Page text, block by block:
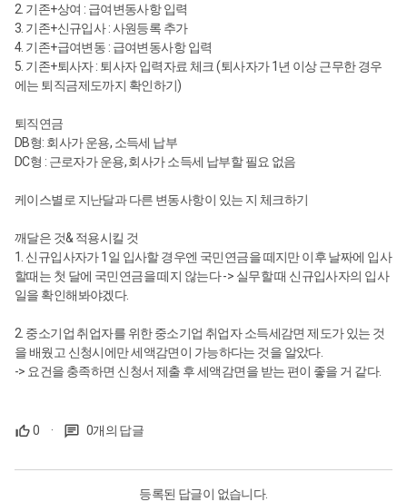
2. 기존+상여 : 급여변동사항 입력
3. 기존+신규입사 : 사원등록 추가
4. 기존+급여변동 : 급여변동사항 입력
5. 기존+퇴사자 : 퇴사자 입력자료 체크 (퇴사자가 1년 이상 근무한 경우
에는 퇴직금제도까지 확인하기)
퇴직연금
DB형: 회사가 운용, 소득세 납부
DC형 : 근로자가 운용, 회사가 소득세 납부할 필요 없음
케이스별로 지난달과 다른 변동사항이 있는 지 체크하기
깨달은 것& 적용시킬 것
1. 신규입사자가 1일 입사할 경우엔 국민연금을 떼지만 이후 날짜에 입사
할때는 첫 달에 국민연금을 떼지 않는다 -> 실무할 때 신규입사자의 입사
일을 확인해봐야겠다.
2. 중소기업 취업자를 위한 중소기업 취업자 소득세감면 제도가 있는 것
을 배웠고 신청시에만 세액감면이 가능하다는 것을 알았다.
-> 요건을 충족하면 신청서 제출 후 세액감면을 받는 편이 좋을 거 같다.
0 · 0개의 답글
등록된 답글이 없습니다.